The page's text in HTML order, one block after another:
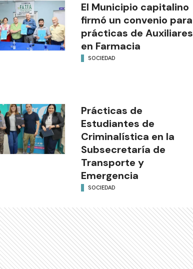
El Municipio capitalino
firmó un convenio para
prácticas de Auxiliares
en Farmacia
SOCIEDAD
Prácticas de
Estudiantes de
Criminalística en la
Subsecretaría de
Transporte y
Emergencia
SOCIEDAD